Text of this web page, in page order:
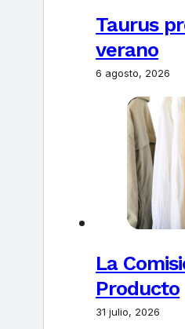
Taurus
verano
6 agosto, 2026
La
Producto
31 julio, 2026